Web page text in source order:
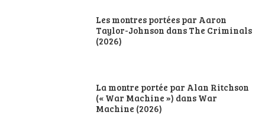
Les montres portées par Aaron
Taylor-Johnson dans The Criminals
(2026)
La montre portée par Alan Ritchson
(« War Machine ») dans War
Machine (2026)